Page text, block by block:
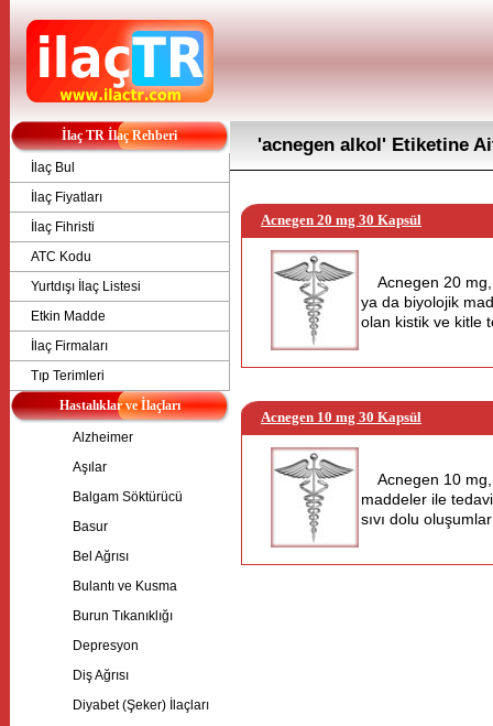
İlaç TR İlaç Rehberi
İlaç Bul
İlaç Fiyatları
İlaç Fihristi
ATC Kodu
Yurtdışı İlaç Listesi
Etkin Madde
İlaç Firmaları
Tıp Terimleri
Hastalıklar ve İlaçları
Alzheimer
Aşılar
Balgam Söktürücü
Basur
Bel Ağrısı
Bulantı ve Kusma
Burun Tıkanıklığı
Depresyon
Diş Ağrısı
Diyabet (Şeker) İlaçları
'acnegen alkol' Etiketine
Acnegen 20 mg 30 Kapsül
Acnegen 20
ya da biyolojik
olan kistik ve kitle
Acnegen 10 mg 30 Kapsül
Acnegen 10
maddeler ile
sıvı dolu